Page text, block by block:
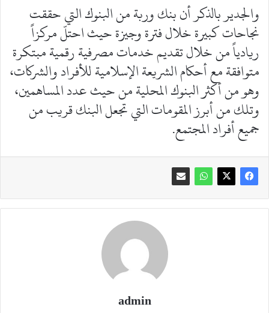
والجدير بالذكر أن بنك وربة من البنوك التي حققت
نجاحات كبيرة خلال فترة وجيزة حيث احتلّ مركزاً
ريادياً من خلال تقديم خدمات مصرفية رقمية مبتكرة
متوافقة مع أحكام الشريعة الإسلامية للأفراد والشركات،
وهو من أكثر البنوك المحلية من حيث عدد المساهمين،
وتلك من أبرز المقومات التي تجعل البنك قريب من
جميع أفراد المجتمع.
admin